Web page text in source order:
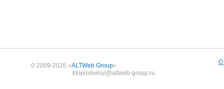
© 2009-2026 «ALTWeb Group»
ktoprodvinul@altweb-group.ru
О